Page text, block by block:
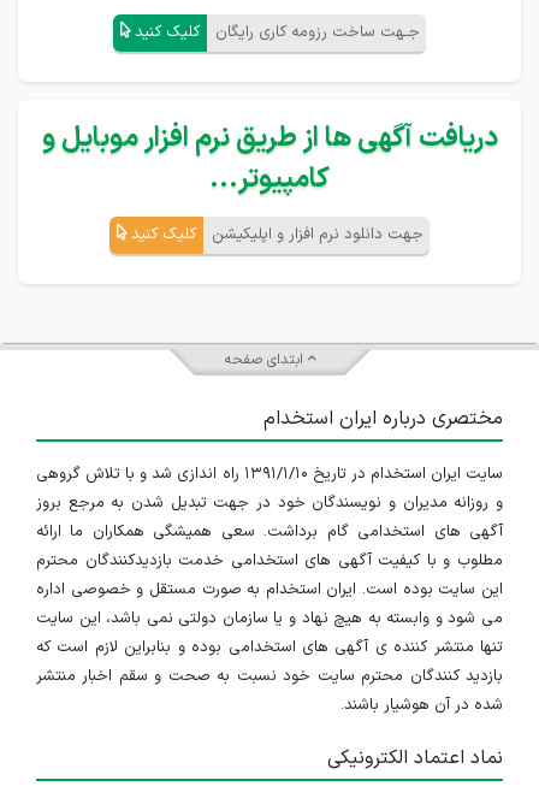
جـهت ساخت رزومه کاری رایگان کلیک کنید
دریافت آگهی ها از طریق نرم افزار موبایل و
کامپیوتر...
جهت دانلود نرم افزار و اپلیکیشن کلیک کنید
ابتدای صفحه
مختصری درباره ایران استخدام
سایت ایران استخدام در تاریخ ۱۳۹۱/۱/۱۰ راه اندازی شد و با تلاش گروهی
و روزانه مدیران و نویسندگان خود در جهت تبدیل شدن به مرجع بروز
آگهی های استخدامی گام برداشت. سعی همیشگی همکاران ما ارائه
مطلوب و با کیفیت آگهی های استخدامی خدمت بازدیدکنندگان محترم
این سایت بوده است. ایران استخدام به صورت مستقل و خصوصی اداره
می شود و وابسته به هیچ نهاد و یا سازمان دولتی نمی باشد، این سایت
تنها منتشر کننده ی آگهی های استخدامی بوده و بنابراین لازم است که
بازدید کنندگان محترم سایت خود نسبت به صحت و سقم اخبار منتشر
شده در آن هوشیار باشند.
نماد اعتماد الکترونیکی